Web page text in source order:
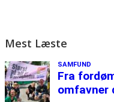
Mest Læste